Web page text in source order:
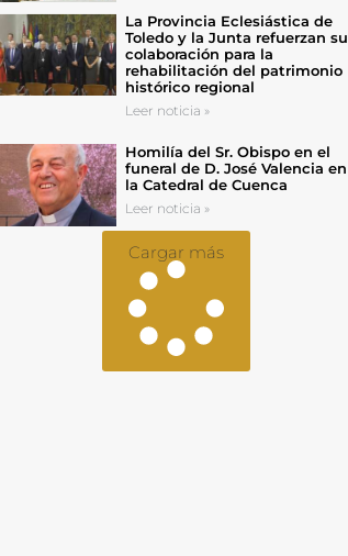
La Provincia Eclesiástica de
Toledo y la Junta refuerzan su
colaboración para la
rehabilitación del patrimonio
histórico regional
Leer noticia »
Homilía del Sr. Obispo en el
funeral de D. José Valencia en
la Catedral de Cuenca
Leer noticia »
Cargar más